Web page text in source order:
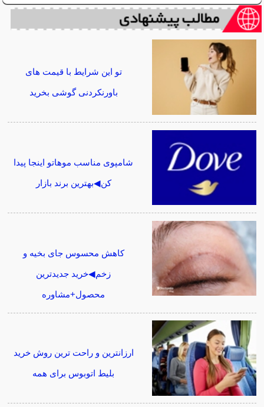
تو این شرایط با قیمت های
باورنکردنی گوشی بخرید
شامپوی مناسب موهاتو اینجا پیدا
کن◀بهترین برند بازار
کاهش محسوس جای بخیه و
زخم◀خرید جدیدترین
محصول+مشاوره
ارزانترین و راحت ترین روش خرید
بلیط اتوبوس برای همه